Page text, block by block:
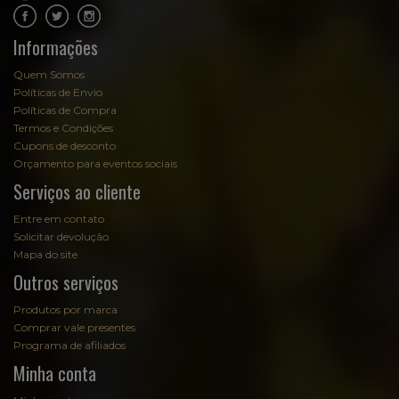
Informações
Quem Somos
Políticas de Envio
Políticas de Compra
Termos e Condições
Cupons de desconto
Orçamento para eventos sociais
Serviços ao cliente
Entre em contato
Solicitar devolução
Mapa do site
Outros serviços
Produtos por marca
Comprar vale presentes
Programa de afiliados
Minha conta